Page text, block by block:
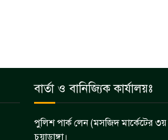
বার্তা ও বানিজ্যিক কার্যালয়ঃ
পুলিশ পার্ক লেন (মসজিদ মার্কেটের
চুয়াডাঙ্গা।